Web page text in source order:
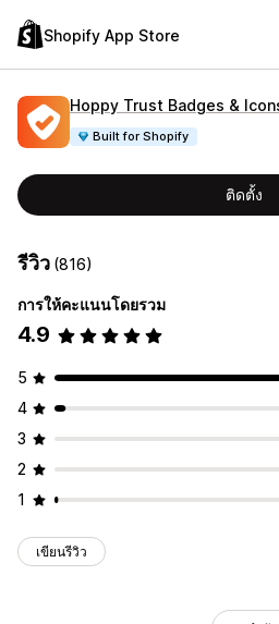
Shopify App Store
Hoppy Trust Badges &
Built for Shopify
ติดตั้ง
รีวิว (816)
การให้คะแนนโดยรวม
4.9
5
4
3
2
1
เขียนรีวิว